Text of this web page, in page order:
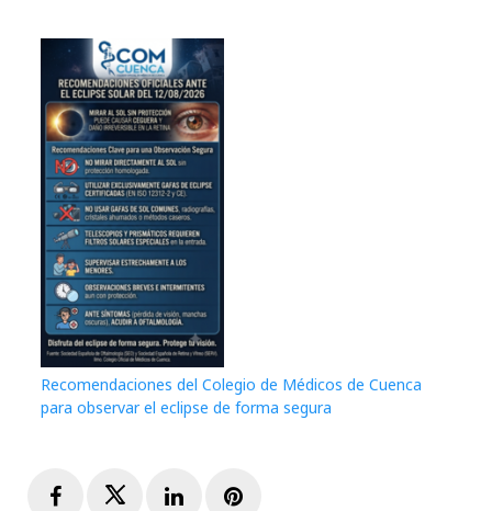
Recomendaciones del Colegio de Médicos de Cuenca
para observar el eclipse de forma segura
FacebookTwitterLinkedInPinterest